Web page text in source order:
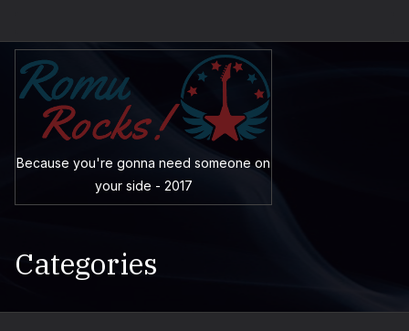
Because you're gonna need someone on
your side - 2017
Categories